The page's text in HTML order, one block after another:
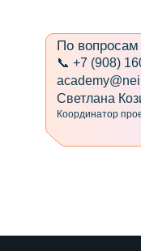
По
📞 +7 (908)
Светлана
Координатор